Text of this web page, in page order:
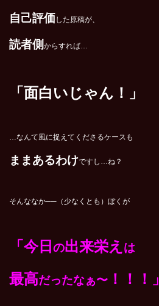
自己評価した原稿が、
読者側 からすれば…
「面白いじゃん！」
…なんて風に捉えてくださるケースも
ままあるわけですし…ね？
そんななか──（少なくとも）ぼくが
「今日 の出来栄え は
最高だったなぁ〜 ！！！」